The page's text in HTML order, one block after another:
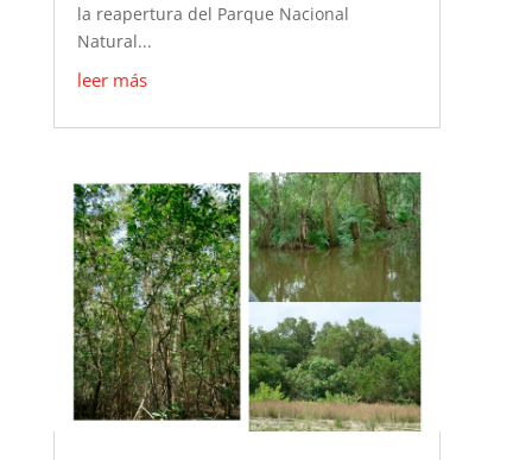
la reapertura del Parque Nacional
Natural...
leer más